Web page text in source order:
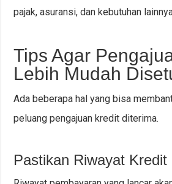
pajak, asuransi, dan kebutuhan
Tips Agar
Lebih Mudah
Ada beberapa hal yang bisa
peluang pengajuan kredit diterima.
Pastikan Riwayat Kredit